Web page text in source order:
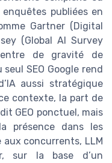
publiées en
Gartner (Digital
(Global AI Survey
de gravité de
SEO Google rend
aussi stratégique
contexte, la part de
GEO ponctuel, mais
présence dans les
concurrents, LLM
sur la base d’un